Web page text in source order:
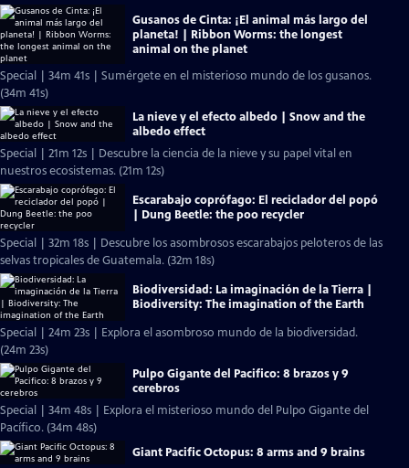
Gusanos de Cinta: ¡El animal más largo del
planeta! | Ribbon Worms: the longest
animal on the planet
Special | 34m 41s | Sumérgete en el misterioso mundo de los gusanos.
(34m 41s)
La nieve y el efecto albedo | Snow and the
albedo effect
Special | 21m 12s | Descubre la ciencia de la nieve y su papel vital en
nuestros ecosistemas. (21m 12s)
Escarabajo coprófago: El reciclador del popó
| Dung Beetle: the poo recycler
Special | 32m 18s | Descubre los asombrosos escarabajos peloteros de las
selvas tropicales de Guatemala. (32m 18s)
Biodiversidad: La imaginación de la Tierra |
Biodiversity: The imagination of the Earth
Special | 24m 23s | Explora el asombroso mundo de la biodiversidad.
(24m 23s)
Pulpo Gigante del Pacifico: 8 brazos y 9
cerebros
Special | 34m 48s | Explora el misterioso mundo del Pulpo Gigante del
Pacífico. (34m 48s)
Giant Pacific Octopus: 8 arms and 9 brains